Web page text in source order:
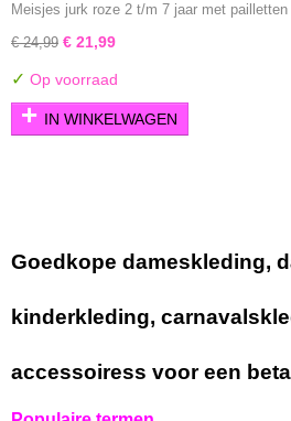
Meisjes jurk roze 2 t/m 7 jaar met
€ 24,99 € 21,99
✓ Op voorraad
IN WINKELWAGEN
Goedkope dameskleding,
kinderkleding,
accessoiress voor een